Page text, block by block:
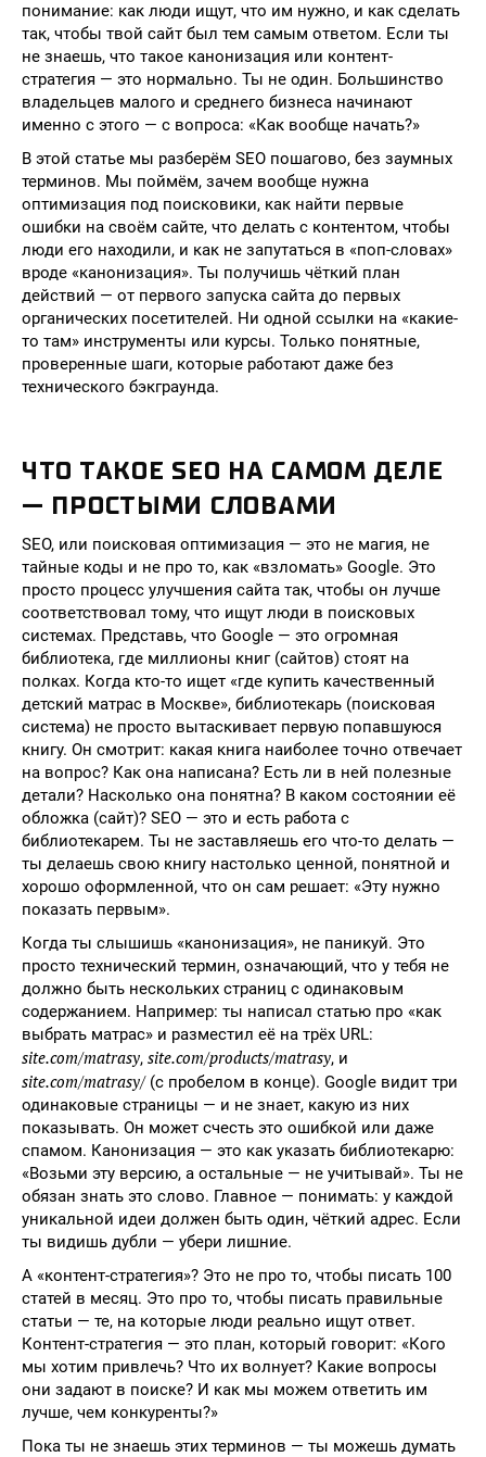
понимание: как люди ищут, что им нужно, и как сделать
так, чтобы твой сайт был тем самым ответом. Если ты
не знаешь, что такое канонизация или контент-
стратегия — это нормально. Ты не один. Большинство
владельцев малого и среднего бизнеса начинают
именно с этого — с вопроса: «Как вообще начать?»
В этой статье мы разберём SEO пошагово, без заумных
терминов. Мы поймём, зачем вообще нужна
оптимизация под поисковики, как найти первые
ошибки на своём сайте, что делать с контентом, чтобы
люди его находили, и как не запутаться в «поп-словах»
вроде «канонизация». Ты получишь чёткий план
действий — от первого запуска сайта до первых
органических посетителей. Ни одной ссылки на «какие-
то там» инструменты или курсы. Только понятные,
проверенные шаги, которые работают даже без
технического бэкграунда.
ЧТО ТАКОЕ SEO НА САМОМ ДЕЛЕ
— ПРОСТЫМИ СЛОВАМИ
SEO, или поисковая оптимизация — это не магия, не
тайные коды и не про то, как «взломать» Google. Это
просто процесс улучшения сайта так, чтобы он лучше
соответствовал тому, что ищут люди в поисковых
системах. Представь, что Google — это огромная
библиотека, где миллионы книг (сайтов) стоят на
полках. Когда кто-то ищет «где купить качественный
детский матрас в Москве», библиотекарь (поисковая
система) не просто вытаскивает первую попавшуюся
книгу. Он смотрит: какая книга наиболее точно отвечает
на вопрос? Как она написана? Есть ли в ней полезные
детали? Насколько она понятна? В каком состоянии её
обложка (сайт)? SEO — это и есть работа с
библиотекарем. Ты не заставляешь его что-то делать —
ты делаешь свою книгу настолько ценной, понятной и
хорошо оформленной, что он сам решает: «Эту нужно
показать первым».
Когда ты слышишь «канонизация», не паникуй. Это
просто технический термин, означающий, что у тебя не
должно быть нескольких страниц с одинаковым
содержанием. Например: ты написал статью про «как
выбрать матрас» и разместил её на трёх URL:
site.com/matrasy, site.com/products/matrasy, и
site.com/matrasy/(с пробелом в конце). Google видит три
одинаковые страницы — и не знает, какую из них
показывать. Он может счесть это ошибкой или даже
спамом. Канонизация — это как указать библиотекарю:
«Возьми эту версию, а остальные — не учитывай». Ты не
обязан знать это слово. Главное — понимать: у каждой
уникальной идеи должен быть один, чёткий адрес. Если
ты видишь дубли — убери лишние.
А «контент-стратегия»? Это не про то, чтобы писать 100
статей в месяц. Это про то, чтобы писать правильные
статьи — те, на которые люди реально ищут ответ.
Контент-стратегия — это план, который говорит: «Кого
мы хотим привлечь? Что их волнует? Какие вопросы
они задают в поиске? И как мы можем ответить им
лучше, чем конкуренты?»
Пока ты не знаешь этих терминов — ты можешь думать